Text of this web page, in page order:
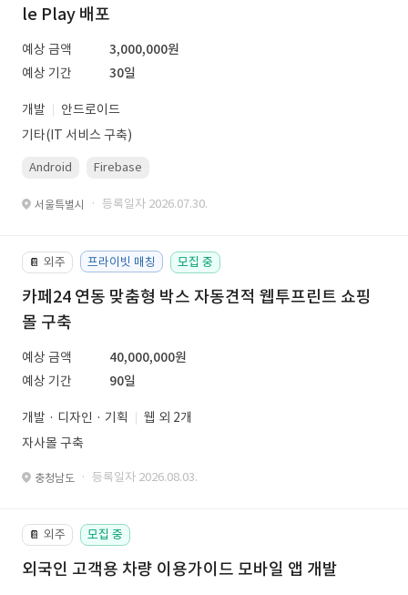
le Play 배포
예상 금액
3,000,000원
예상 기간
30일
개발
안드로이드
기타(IT 서비스 구축)
Android Firebase
서울특별시 · 등록일자 2026.07.30.
📔 외주 프라이빗 매칭 모집 중
카페24 연동 맞춤형 박스 자동견적 웹투프린트 쇼핑
몰 구축
예상 금액
40,000,000원
예상 기간
90일
개발 · 디자인 · 기획
웹 외 2개
자사몰 구축
충청남도 · 등록일자 2026.08.03.
📔 외주 모집 중
외국인 고객용 차량 이용가이드 모바일 앱 개발